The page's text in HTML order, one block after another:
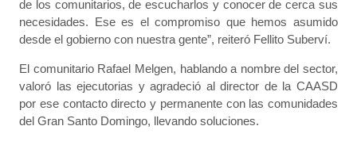
de los comunitarios, de escucharlos y conocer de cerca sus
necesidades. Ese es el compromiso que hemos asumido
desde el gobierno con nuestra gente”, reiteró Fellito Suberví.
El comunitario Rafael Melgen, hablando a nombre del sector,
valoró las ejecutorias y agradeció al director de la CAASD
por ese contacto directo y permanente con las comunidades
del Gran Santo Domingo, llevando soluciones.